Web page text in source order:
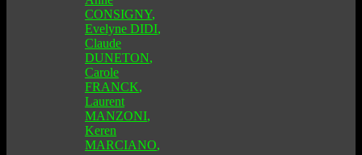
CONSIGNY,
Evelyne DIDI,
Claude
DUNETON,
Carole
FRANCK,
Laurent
MANZONI,
Keren
MARCIANO,